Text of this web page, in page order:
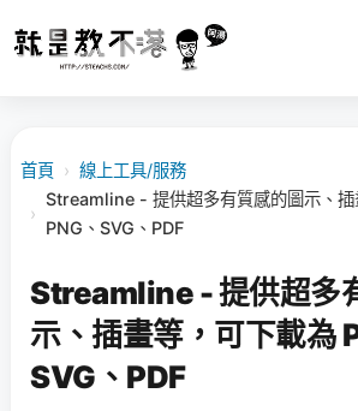
首頁 › 線上工具/服務
›
Streamline - 提供超多有質感的圖示、插
PNG、SVG、PDF
Streamline - 提供超多
示、插畫等，可下載為
SVG、PDF